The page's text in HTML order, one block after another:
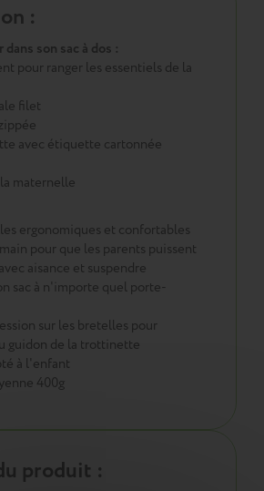
:
dans son sac à dos :
pour ranger les essentiels de la
filet
avec étiquette cartonnée
maternelle
ergonomiques et confortables
pour que les parents puissent
aisance et suspendre
sac à n'importe quel porte-
sur les bretelles pour
guidon de la trottinette
à l'enfant
400g
produit :